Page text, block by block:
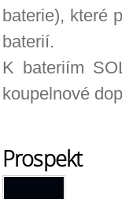
baterie), které
baterií.
K bateriím
koupelnové
Prospekt